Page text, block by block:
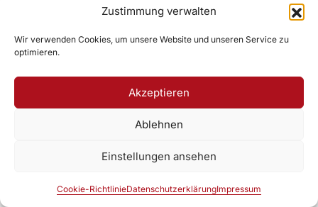
Zustimmung verwalten
Wir verwenden Cookies, um unsere Website und unseren Service zu
optimieren.
Akzeptieren
Ablehnen
Einstellungen ansehen
Cookie-RichtlinieDatenschutzerklärungImpressum
Unser YouTube-Kanal
Zur DAV Webseite